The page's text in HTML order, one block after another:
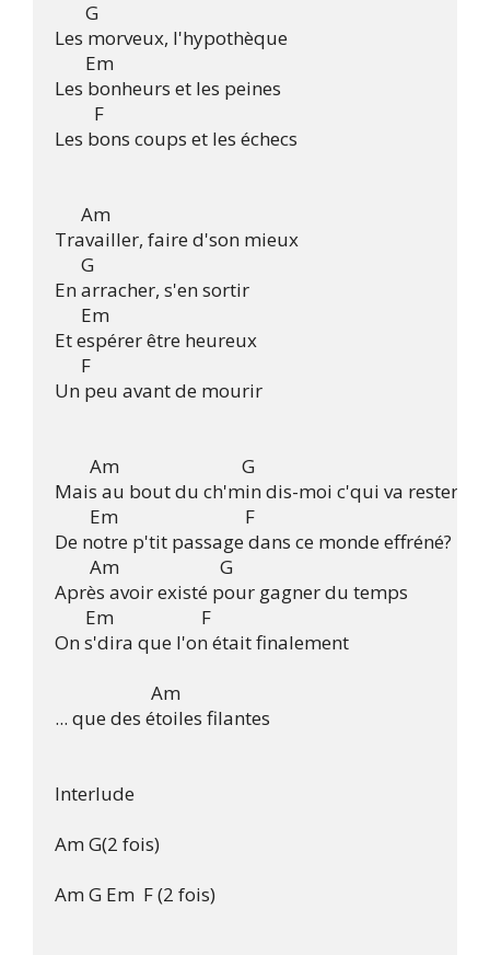
       G
Les morveux, l'hypothèque
       Em
Les bonheurs et les peines
         F
Les bons coups et les échecs
      Am
Travailler, faire d'son mieux
      G
En arracher, s'en sortir
      Em
Et espérer être heureux
      F
Un peu avant de mourir
        Am                            G
Mais au bout du ch'min dis-moi c'qui va rester
        Em                             F
De notre p'tit passage dans ce monde effréné?
        Am                       G
Après avoir existé pour gagner du temps
       Em                    F
On s'dira que l'on était finalement
                      Am
... que des étoiles filantes
Interlude
Am G(2 fois)
Am G Em  F (2 fois)